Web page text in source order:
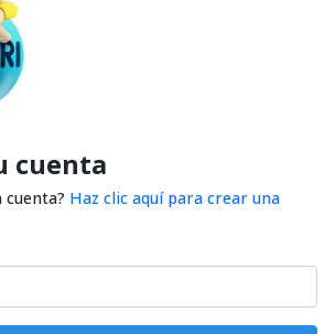
cuenta
cuenta? Haz clic aquí para crear una